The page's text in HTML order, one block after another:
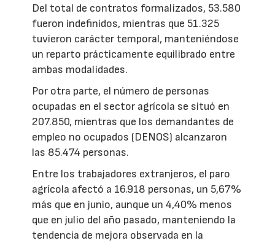
Del total de contratos formalizados, 53.580
fueron indefinidos, mientras que 51.325
tuvieron carácter temporal, manteniéndose
un reparto prácticamente equilibrado entre
ambas modalidades.
Por otra parte, el número de personas
ocupadas en el sector agrícola se situó en
207.850, mientras que los demandantes de
empleo no ocupados (DENOS) alcanzaron
las 85.474 personas.
Entre los trabajadores extranjeros, el paro
agrícola afectó a 16.918 personas, un 5,67%
más que en junio, aunque un 4,40% menos
que en julio del año pasado, manteniendo la
tendencia de mejora observada en la